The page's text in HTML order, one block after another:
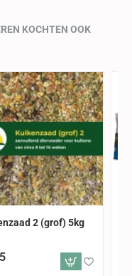
KOCHTEN OOK
2 (grof) 5kg